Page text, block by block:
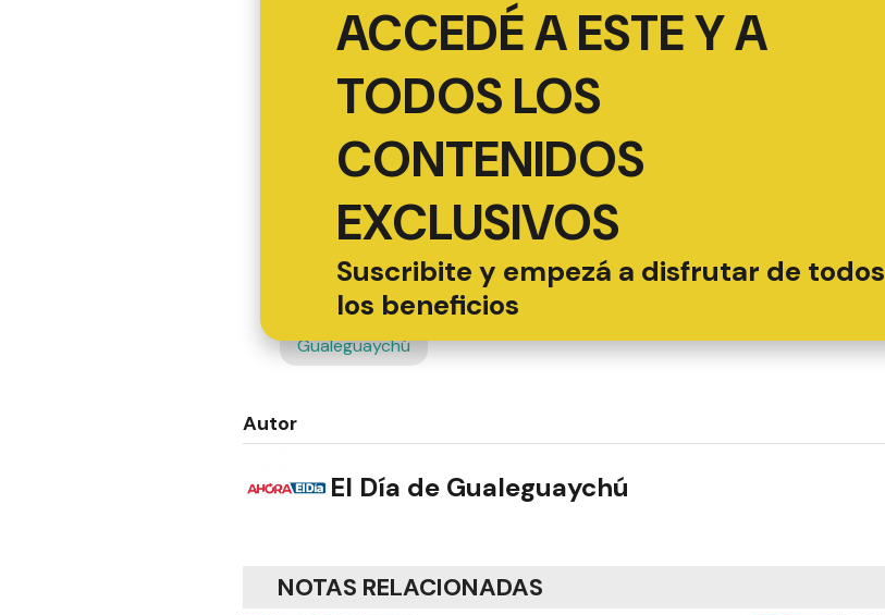
ACCEDÉ A ESTE Y A
TODOS LOS
CONTENIDOS
EXCLUSIVOS
Suscribite y empezá a disfrutar de todos
los beneficios
Gualeguaychú
Autor
El Día de Gualeguaychú
NOTAS RELACIONADAS